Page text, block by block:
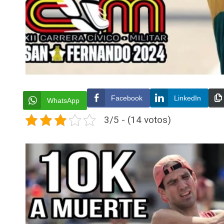
WhatsApp Facebook LinkedIn
3/5 - (14 votos)